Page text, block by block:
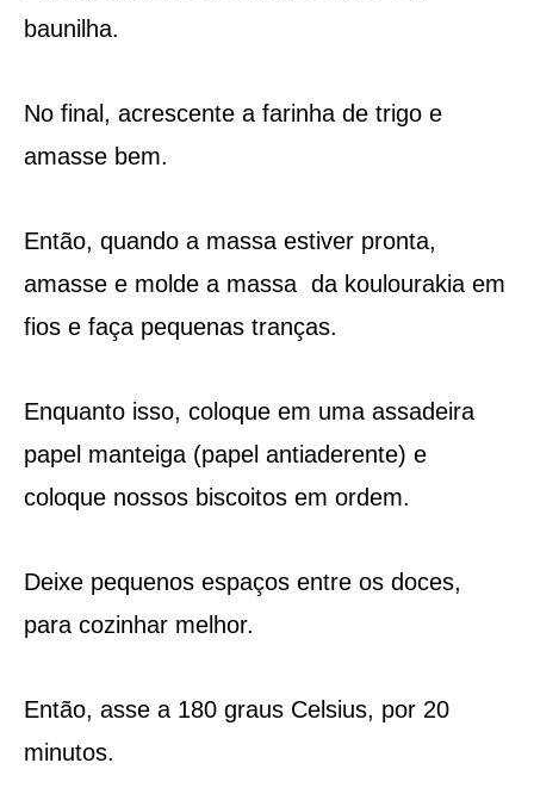
baunilha.
No final, acrescente a farinha de trigo e
amasse bem.
Então, quando a massa estiver pronta,
amasse e molde a massa da koulourakia em
fios e faça pequenas tranças.
Enquanto isso, coloque em uma assadeira
papel manteiga (papel antiaderente) e
coloque nossos biscoitos em ordem.
Deixe pequenos espaços entre os doces,
para cozinhar melhor.
Então, asse a 180 graus Celsius, por 20
minutos.